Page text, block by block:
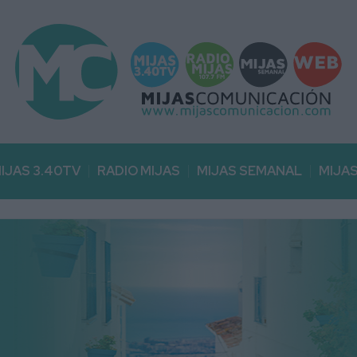
3.40TV RADIO MIJAS MIJAS SEMANAL